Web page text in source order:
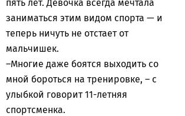
пять лет. Девочка всегда мечтала
заниматься этим видом спорта — и
теперь ничуть не отстает от
мальчишек.
–Многие даже боятся выходить со
мной бороться на тренировке, – с
улыбкой говорит 11-летняя
спортсменка.